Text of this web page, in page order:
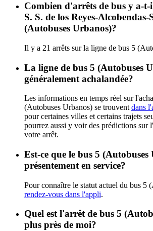
Combien d'arrêts de bus y a-
S. S. de los Reyes-
(Autobuses Urbanos)?
Il y a 21 arrêts sur la ligne de bus 5
La ligne de bus 5 (Autobuses
généralement achalandée?
Les informations en temps réel sur
(Autobuses Urbanos) se trouvent dans
pour certaines villes et certains trajets
pourrez aussi y voir des prédictions sur
votre arrêt.
Est-ce que le bus 5 (Autobuses
présentement en service?
Pour connaître le statut actuel du bus 5
rendez-vous dans l'appli.
Quel est l'arrêt de bus 5
plus près de moi?